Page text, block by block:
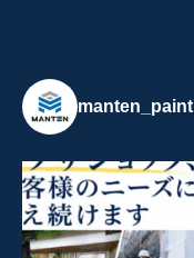
manten_paint